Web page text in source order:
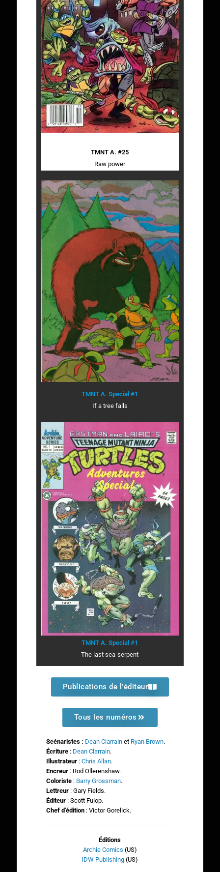
TMNT A. #25
Raw power
TMNT A. Special #1
If a tree falls
TMNT A. Special #1
The last sea-serpent
Publications de l'éditeur
Tous les numéros
Scénaristes : Dean Clarrainet Ryan Brown.
Écriture: Dean Clarrain.
Illustrateur : Chris Allan.
Encreur: Rod Ollerenshaw.
Coloriste : Barry Grossman.
Lettreur : Gary Fields.
Éditeur : Scott Fulop.
Chef d’édition: Victor Gorelick.
Éditions
Archie Comics (US)
IDW Publishing (US)